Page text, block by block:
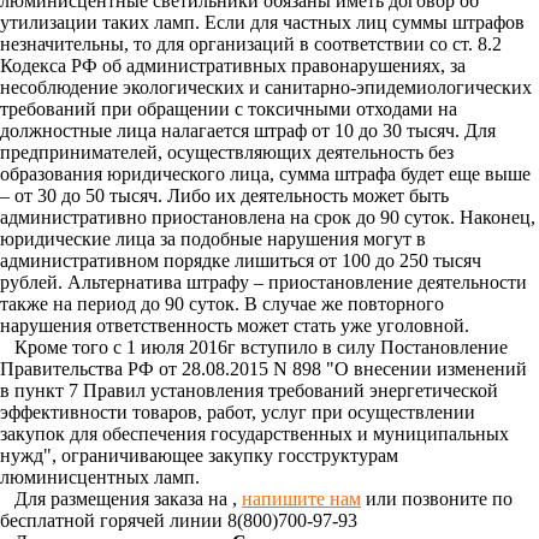
утилизации таких ламп. Если для частных лиц суммы штрафов
незначительны, то для организаций в соответствии со ст. 8.2
Кодекса РФ об административных правонарушениях, за
несоблюдение экологических и санитарно-эпидемиологических
требований при обращении с токсичными отходами на
должностные лица налагается штраф от 10 до 30 тысяч. Для
предпринимателей, осуществляющих деятельность без
образования юридического лица, сумма штрафа будет еще выше
– от 30 до 50 тысяч. Либо их деятельность может быть
административно приостановлена на срок до 90 суток. Наконец,
юридические лица за подобные нарушения могут в
административном порядке лишиться от 100 до 250 тысяч
рублей. Альтернатива штрафу – приостановление деятельности
также на период до 90 суток. В случае же повторного
нарушения ответственность может стать уже уголовной.
Кроме того с 1 июля 2016г вступило в силу Постановление
Правительства РФ от 28.08.2015 N 898 "О внесении изменений
в пункт 7 Правил установления требований энергетической
эффективности товаров, работ, услуг при осуществлении
закупок для обеспечения государственных и муниципальных
нужд", ограничивающее закупку госструктурам
люминисцентных ламп.
Для размещения заказа на , напишите нам или позвоните по
бесплатной горячей линии 8(800)700-97-93